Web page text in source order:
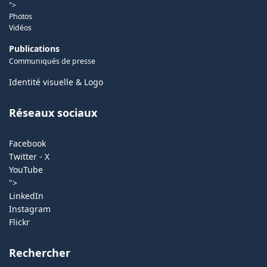
">
Photos
Vidéos
Publications
Communiqués de presse
Identité visuelle & Logo
Réseaux sociaux
Facebook
Twitter - X
YouTube
">
LinkedIn
Instagram
Flickr
Rechercher